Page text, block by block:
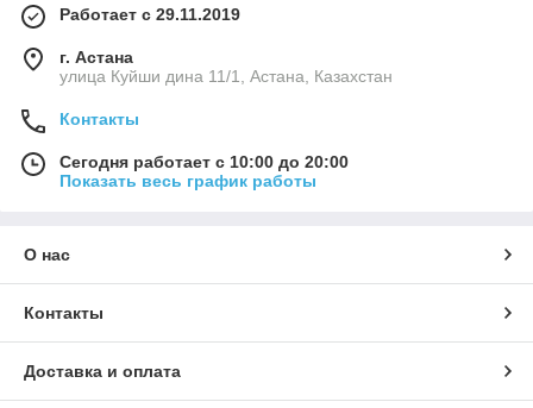
Работает с 29.11.2019
г. Астана
улица Куйши дина 11/1, Астана, Казахстан
Контакты
Сегодня работает с 10:00 до 20:00
Показать весь график работы
О нас
Контакты
Доставка и оплата